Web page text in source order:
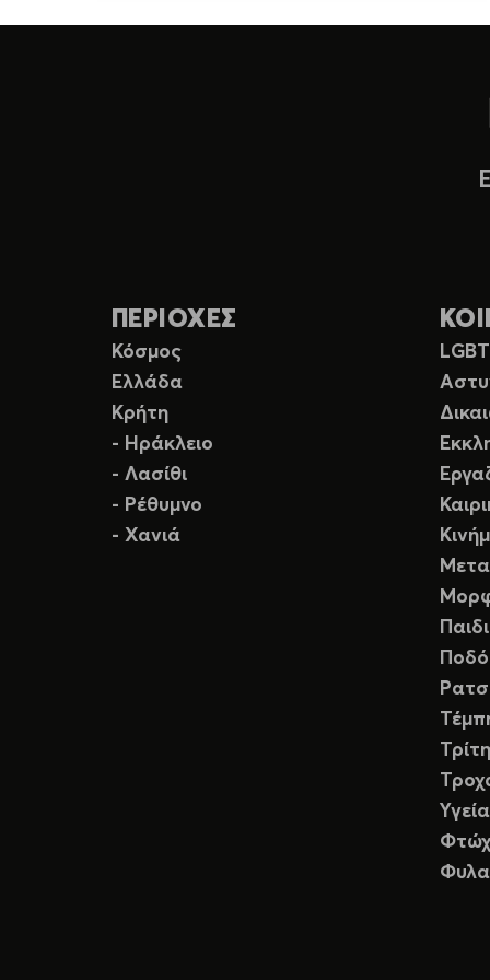
ΠΕΡΙΟΧΕΣ
Κόσμος
Ελλάδα
Κρήτη
- Ηράκλειο
- Λασίθι
- Ρέθυμνο
- Χανιά